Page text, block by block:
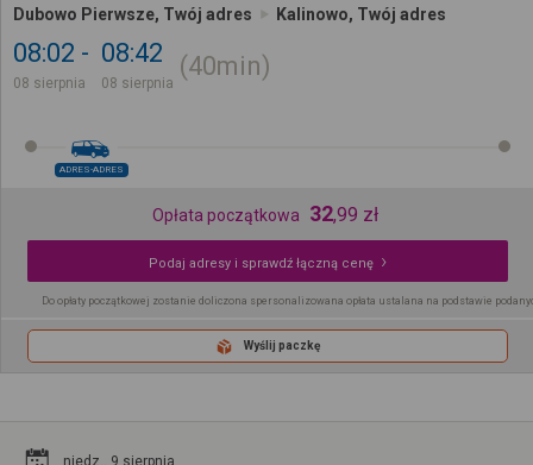
Dubowo Pierwsze, Twój adres Kalinowo, Twój adres
08:02
08 sierpnia
08:42
08 sierpnia
40min
ADRES-ADRES
Opłata początkowa 32,99 zł
Podaj adresy i sprawdź łączną cenę
Do opłaty początkowej zostanie doliczona spersonalizowana opłata ustalana na podstawie
Wyślij paczkę
niedz.. 9 sierpnia